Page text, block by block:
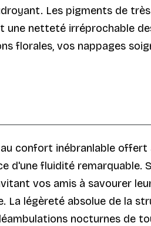
Les pigments de
netteté irréprochable
florales, vos nappages
confort inébranlable
d'une fluidité
vos amis à savourer
La légèreté absolue de la
nocturnes de